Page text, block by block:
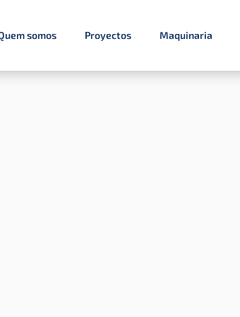
somos Proyectos Maquinaria